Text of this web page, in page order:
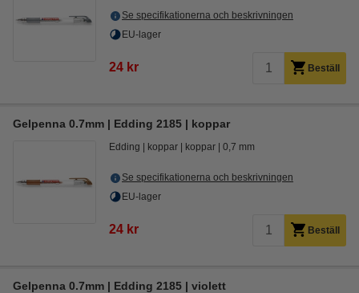
Se specifikationerna och beskrivningen
EU-lager
24 kr Beställ
Gelpenna 0.7mm | Edding 2185 | koppar
Edding koppar koppar 0,7 mm
Se specifikationerna och beskrivningen
EU-lager
24 kr Beställ
Gelpenna 0.7mm | Edding 2185 | violett